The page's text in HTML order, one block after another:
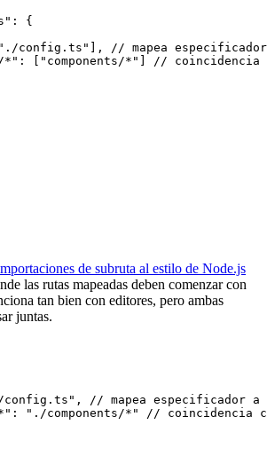
: {
"./config.ts" ], // mapea
*"
: [ "components/*"
// coincidencia
de subruta al estilo de Node.js
las rutas mapeadas deben comenzar con
tan bien con editores, pero ambas
juntas.
, // mapea especificador a
: "./components/*"
// coincidencia